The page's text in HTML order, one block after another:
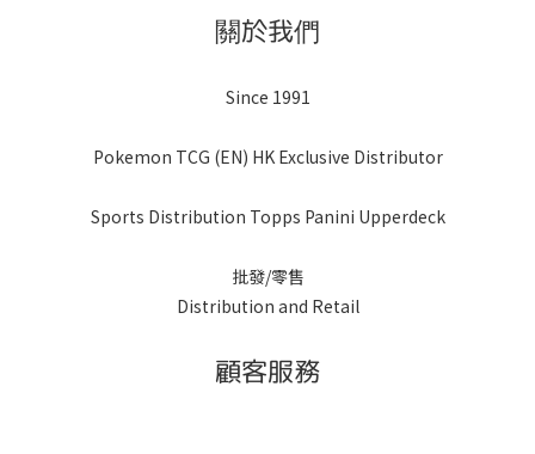
關於我們
Since 1991
Pokemon TCG (EN) HK Exclusive Distributor
Sports Distribution Topps Panini Upperdeck
批發/零售
Distribution and Retail
顧客服務